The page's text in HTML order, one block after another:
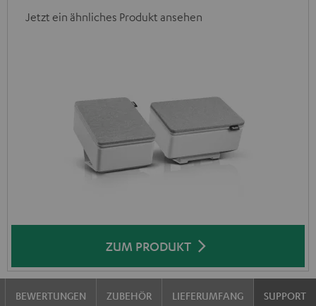
Jetzt ein ähnliches Produkt ansehen
ZUM PRODUKT
BEWERTUNGEN ZUBEHÖR LIEFERUMFANG SUPPORT